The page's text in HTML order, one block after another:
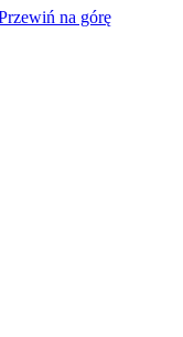
na górę